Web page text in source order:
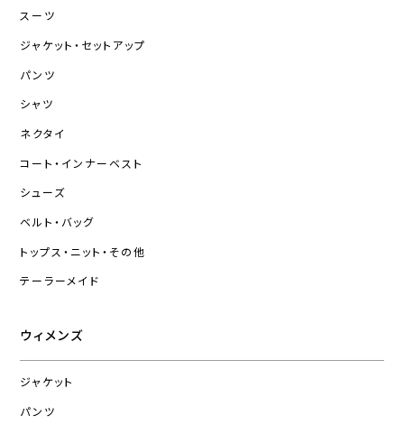
スーツ
ジャケット・セットアップ
パンツ
シャツ
ネクタイ
コート・インナーベスト
シューズ
ベルト・バッグ
トップス・ニット・その他
テーラーメイド
ウィメンズ
ジャケット
パンツ